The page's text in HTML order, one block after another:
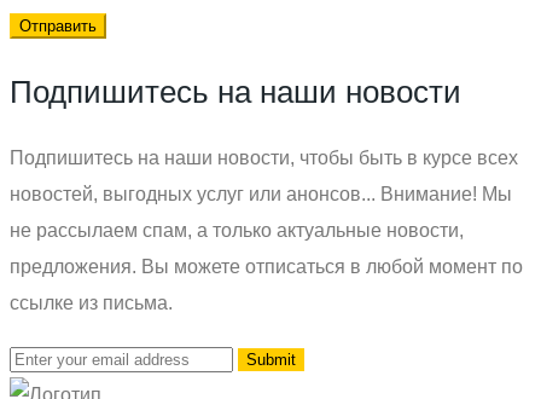
Отправить
Подпишитесь на наши новости
Подпишитесь на наши новости, чтобы быть в курсе всех
новостей, выгодных услуг или анонсов... Внимание! Мы
не рассылаем спам, а только актуальные новости,
предложения. Вы можете отписаться в любой момент по
ссылке из письма.